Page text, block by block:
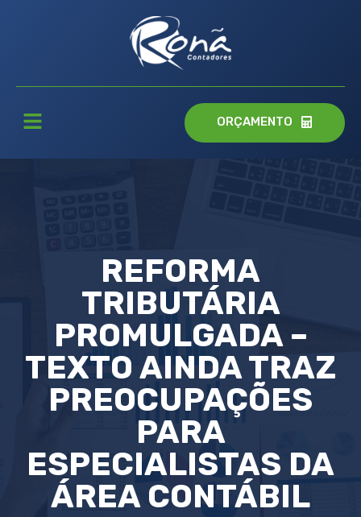
ORÇAMENTO
REFORMA
TRIBUTÁRIA
PROMULGADA –
TEXTO AINDA TRAZ
PREOCUPAÇÕES
PARA
ESPECIALISTAS DA
ÁREA CONTÁBIL